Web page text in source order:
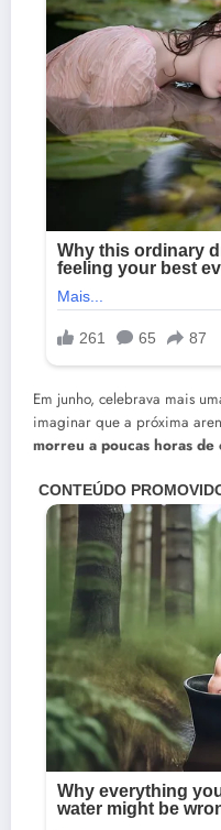
Em junho, celebrava mais
imaginar que a próxima
morreu a poucas horas de